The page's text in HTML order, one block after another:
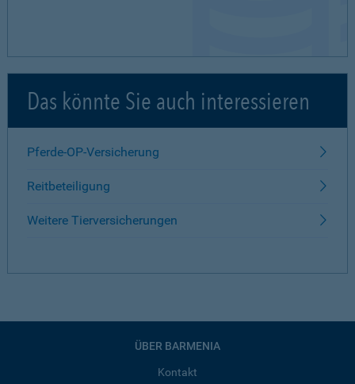
Das könnte Sie auch interessieren
Pferde-OP-Versicherung
Reitbeteiligung
Weitere Tierversicherungen
ÜBER BARMENIA
Kontakt